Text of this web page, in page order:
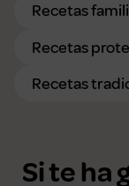
Recetas
Recetas
Recetas
Si te ha